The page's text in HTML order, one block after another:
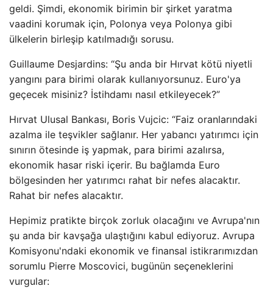
geldi. Şimdi, ekonomik birimin bir şirket yaratma
vaadini korumak için, Polonya veya Polonya gibi
ülkelerin birleşip katılmadığı sorusu.
Guillaume Desjardins: “Şu anda bir Hırvat kötü niyetli
yangını para birimi olarak kullanıyorsunuz. Euro'ya
geçecek misiniz? İstihdamı nasıl etkileyecek?”
Hırvat Ulusal Bankası, Boris Vujcic: “Faiz oranlarındaki
azalma ile teşvikler sağlanır. Her yabancı yatırımcı için
sınırın ötesinde iş yapmak, para birimi azalırsa,
ekonomik hasar riski içerir. Bu bağlamda Euro
bölgesinden her yatırımcı rahat bir nefes alacaktır.
Rahat bir nefes alacaktır.
Hepimiz pratikte birçok zorluk olacağını ve Avrupa'nın
şu anda bir kavşağa ulaştığını kabul ediyoruz. Avrupa
Komisyonu'ndaki ekonomik ve finansal istikrarımızdan
sorumlu Pierre Moscovici, bugünün seçeneklerini
vurgular: